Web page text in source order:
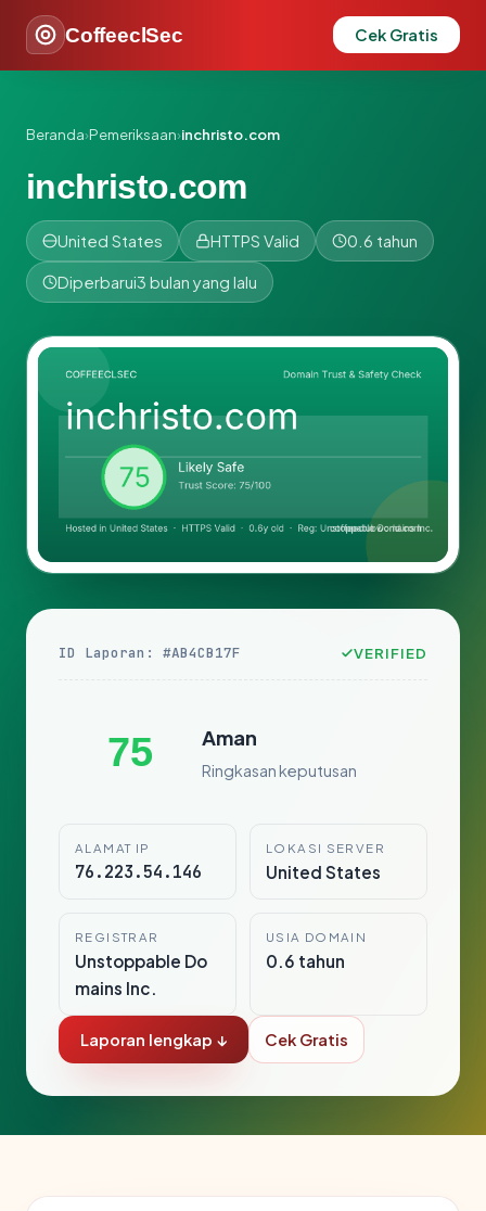
CoffeeclSec Cek Gratis
Beranda›Pemeriksaan›inchristo.com
inchristo.com
United States HTTPS Valid 0.6 tahun
Diperbarui3 bulan yang lalu
ID Laporan: #AB4CB17F VERIFIED
75 Aman
Ringkasan keputusan
ALAMAT IP
76.223.54.146
LOKASI SERVER
United States
REGISTRAR
Unstoppable Do
mains Inc.
USIA DOMAIN
0.6 tahun
Laporan lengkap ↓ Cek Gratis